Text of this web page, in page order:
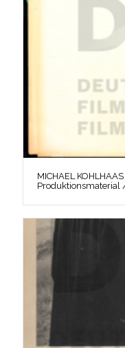
MICHAEL
Produktionsmaterial